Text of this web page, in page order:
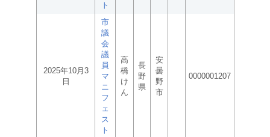
ト
2025年10月3
日
市
議
会
議
員
マ
ニ
フ
ェ
ス
ト
高
橋
け
ん
長
野
県
安
曇
野
市
0000001207